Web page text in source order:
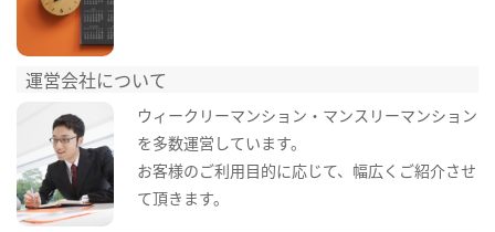
運営会社について
ウィークリーマンション・マンスリーマンション
を多数運営しています。
お客様のご利用目的に応じて、幅広くご紹介させ
て頂きます。